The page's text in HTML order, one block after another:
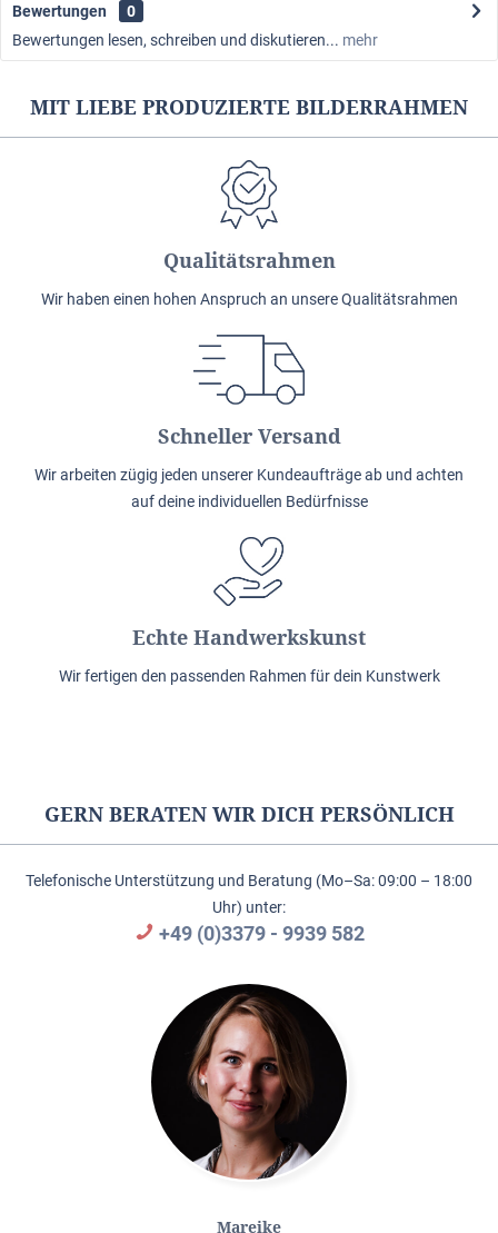
Bewertungen
0
Bewertungen lesen, schreiben und diskutieren... mehr
MIT LIEBE PRODUZIERTE BILDERRAHMEN
Qualitätsrahmen
Wir haben einen hohen Anspruch an unsere Qualitätsrahmen
Schneller Versand
Wir arbeiten zügig jeden unserer Kundeaufträge ab und achten
auf deine individuellen Bedürfnisse
Echte Handwerkskunst
Wir fertigen den passenden Rahmen für dein Kunstwerk
GERN BERATEN WIR DICH PERSÖNLICH
Telefonische Unterstützung und Beratung (Mo–Sa: 09:00 – 18:00
Uhr) unter:
+49 (0)3379 - 9939 582
Mareike